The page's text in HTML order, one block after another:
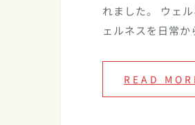
れました。 ウェ
ェルネスを日常
READ